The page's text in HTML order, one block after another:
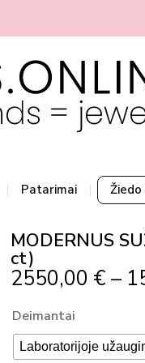
Patarimai
MODERNUS
ct)
2550,00 € –
Deimantai
Laboratorijoje
produkto
MODERNUS